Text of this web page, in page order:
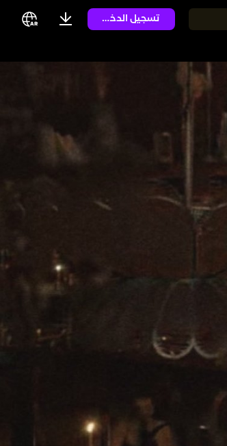
تسجيل الدخول